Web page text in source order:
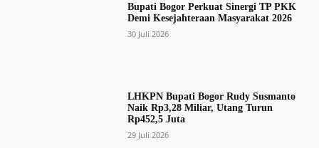
Bupati Bogor Perkuat Sinergi TP PKK
Demi Kesejahteraan Masyarakat 2026
30 Juli 2026
LHKPN Bupati Bogor Rudy Susmanto
Naik Rp3,28 Miliar, Utang Turun
Rp452,5 Juta
29 Juli 2026